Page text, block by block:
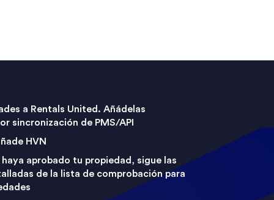
a Rentals United. Añádelas
sincronización de PMS/API
HVN
haya aprobado tu propiedad, sigue las
de la lista de comprobación para